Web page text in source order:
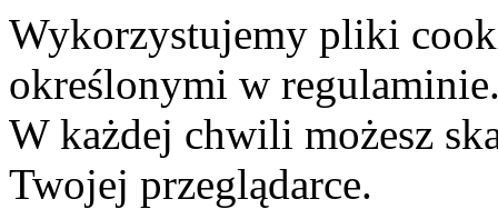
Wykorzystujemy pliki
określonymi w
W każdej chwili możesz
Twojej przeglądarce.